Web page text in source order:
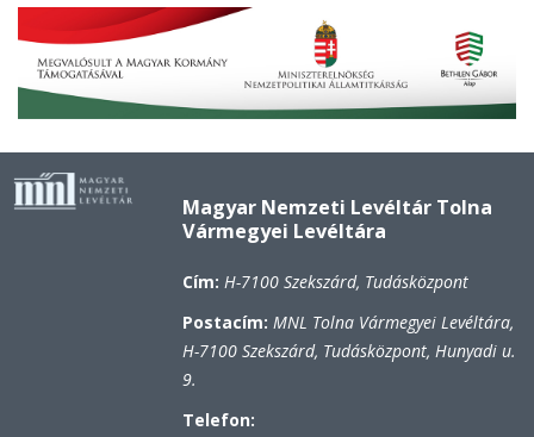
Magyar Nemzeti Levéltár Tolna
Vármegyei Levéltára
Cím:H-7100 Szekszárd, Tudásközpont
Postacím:MNL Tolna Vármegyei Levéltára,
H-7100 Szekszárd, Tudásközpont, Hunyadi u.
9.
Telefon: